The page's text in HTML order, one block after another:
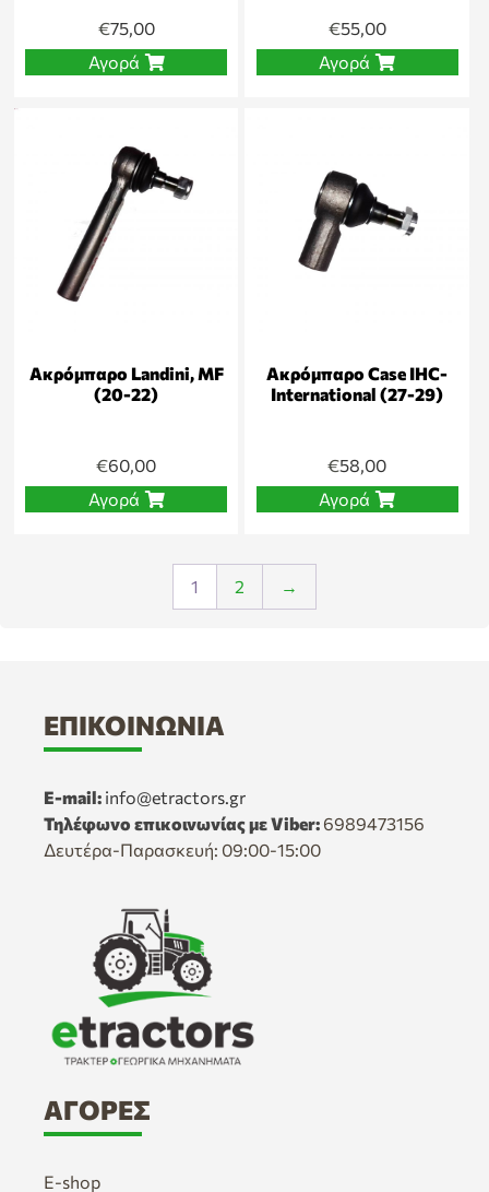
€75,00
Αγορά
€55,00
Αγορά
Ακρόμπαρο Landini, MF
(20-22)
€60,00
Αγορά
Ακρόμπαρο Case IHC-
International (27-29)
€58,00
Αγορά
1 2 →
ΕΠΙΚΟΙΝΩΝΊΑ
E-mail: info@etractors.gr
Τηλέφωνο επικοινωνίας με Viber: 6989473156
Δευτέρα-Παρασκευή: 09:00-15:00
ΑΓΟΡΈΣ
E-shop